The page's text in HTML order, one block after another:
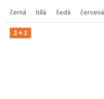
černá
bílá šedá červená
2 + 1